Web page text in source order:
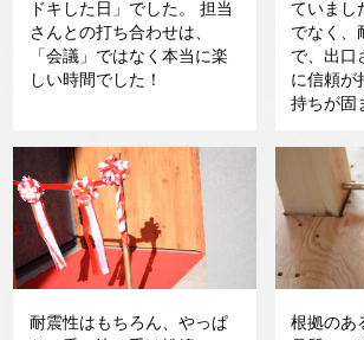
ドキした日」でした。 担当
さんとの打ち合わせは、
「会議」ではなく本当に楽
しい時間でした！
ていまし
でなく、
で、出口
に信頼が
持ちが固
耐震性はもちろん、やっぱ
根拠のあ